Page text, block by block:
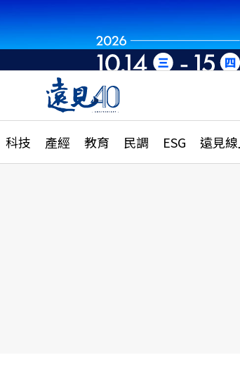
科技 產經 教育 民調 ESG 遠見
特輯
大學升學、職涯攻略
縣市施政調查全解析